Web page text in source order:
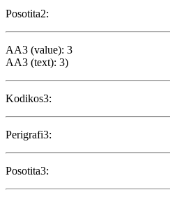
Posotita2:
AA3 (value): 3
AA3 (text): 3)
Kodikos3:
Perigrafi3:
Posotita3: